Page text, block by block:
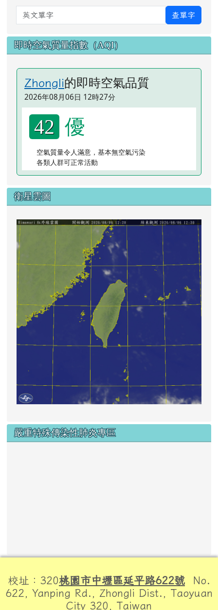
英文單字 查單字
即時空氣質量指數（AQI）
Zhongli的即時空氣品質
2026年08月06日 12時27分
42 優
空氣質量令人滿意，基本無空氣污染
各類人群可正常活動
衛星雲圖
link
嚴重特殊傳染性肺炎專區
校址：320桃園市中壢區延平路622號 No.
622, Yanping Rd., Zhongli Dist., Taoyuan
City 320, Taiwan